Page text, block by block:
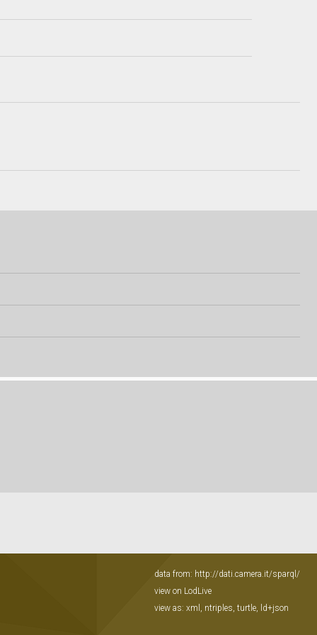
data from: http://dati.camera.it/sparql/
view on LodLive
view as: xml , ntriples, turtle, ld+json